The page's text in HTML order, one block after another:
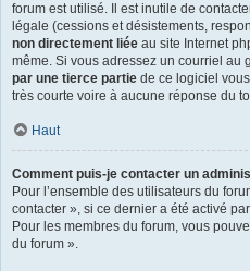
forum est utilisé. Il est inutile de
légale (cessions et désistements,
non directement liée au site Internet
même. Si vous adressez un courriel au
par une tierce partie de ce logiciel
très courte voire à aucune réponse du
Haut
Comment puis-je contacter un
Pour l’ensemble des utilisateurs du
contacter », si ce dernier a été activé
Pour les membres du forum, vous
du forum ».